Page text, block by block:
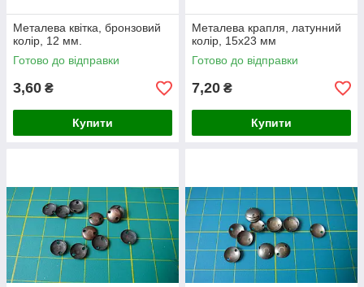
Металева квітка, бронзовий
колір, 12 мм.
Готово до відправки
3,60 ₴
Купити
Металева крапля, латунний
колір, 15х23 мм
Готово до відправки
7,20 ₴
Купити